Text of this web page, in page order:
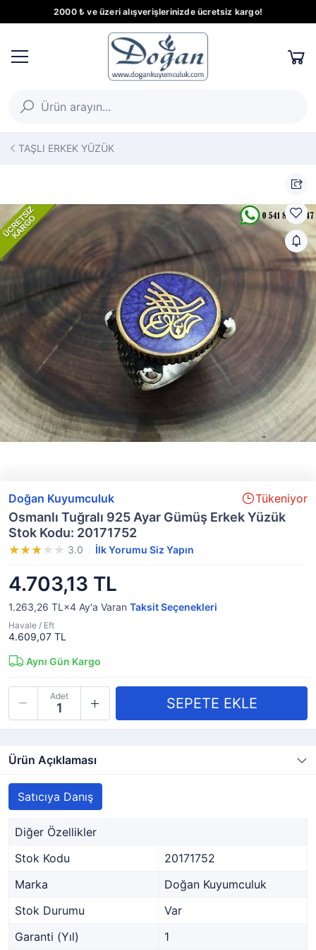
2000 ₺ ve üzeri alışverişlerinizde ücretsiz kargo!
TAŞLI ERKEK YÜZÜK
Doğan Kuyumculuk Tükeniyor
Osmanlı Tuğralı 925 Ayar Gümüş Erkek Yüzük
Stok Kodu: 20171752
3.0 İlk Yorumu Siz Yapın
4.703,13 TL
1.263,26 TL×4 Ay'a Varan Taksit Seçenekleri
Havale / Eft
4.609,07 TL
Aynı Gün Kargo
Adet
Ürün Açıklaması
Satıcıya Danış
Diğer Özellikler
Stok Kodu
20171752
Marka
Doğan Kuyumculuk
Stok Durumu
Var
Garanti (Yıl)
1